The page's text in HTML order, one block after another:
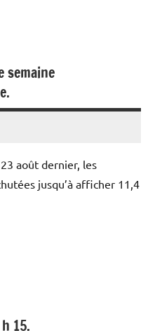
semaine
août dernier, les
jusqu’à afficher 11,4
15.